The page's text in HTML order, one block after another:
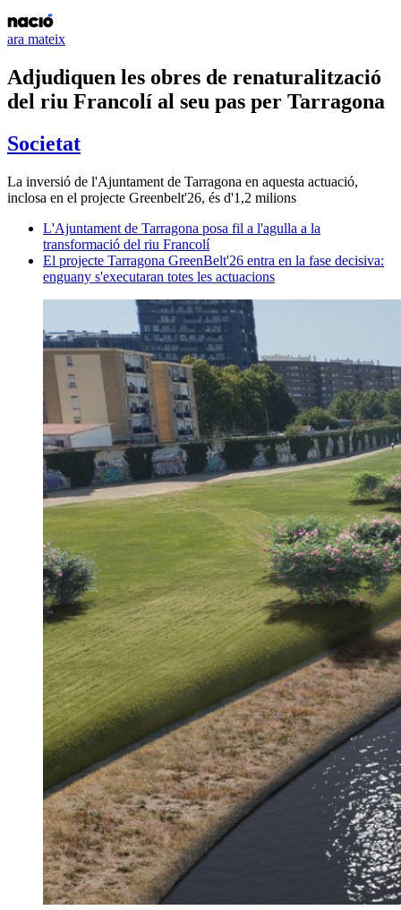
ara mateix
Adjudiquen les obres de renaturalització
del riu Francolí al seu pas per Tarragona
Societat
La inversió de l'Ajuntament de Tarragona en aquesta actuació,
inclosa en el projecte Greenbelt'26, és d'1,2 milions
L'Ajuntament de Tarragona posa fil a l'agulla a la
transformació del riu Francolí
El projecte Tarragona GreenBelt'26 entra en la fase decisiva:
enguany s'executaran totes les actuacions